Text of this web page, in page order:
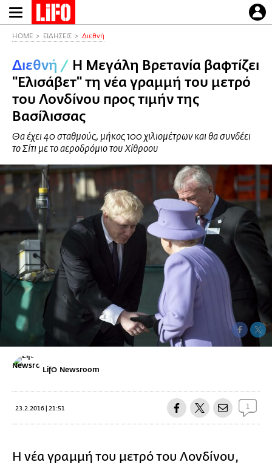
Παράκαμψη
προς
περιεχόμενο
HOME ΕΙΔΗΣΕΙΣ Διεθνή
Διεθνή / Η Μεγάλη Βρετανία βαφτίζει
"Ελισάβετ" τη νέα γραμμή του μετρό
του Λονδίνου προς τιμήν της
Βασίλισσας
Θα έχει 40 σταθμούς, μήκος 100 χιλιομέτρων και θα συνδέει
το Σίτι με το αεροδρόμιο του Χίθροου
LifO Newsroom
23.2.2016 | 21:51 1
H νέα γραμμή του μετρό του Λονδίνου,